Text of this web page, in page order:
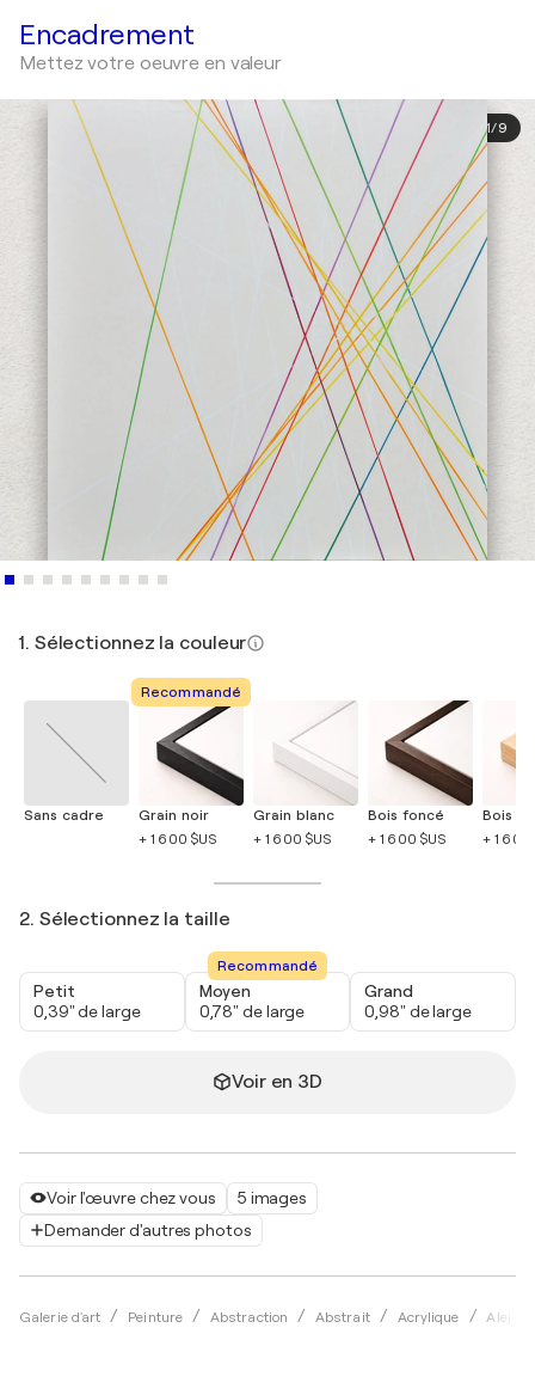
Voir l'œuvre chez vous
5 images
Demander d'autres photos
Galerie d'art Peinture Abstraction Abstrait Acrylique
Encadrement
Mettez votre oeuvre en valeur
1/9
1. Sélectionnez la couleur
Sans cadre
Recommandé
Grain noir
+ 1 600 $US
Grain blanc
+ 1 600 $US
Bois foncé
+ 1 600 $US
Bois
+ 1 600
2. Sélectionnez la taille
Petit
0,39" de large
Recommandé
Moyen
0,78" de large
Grand
0,98" de large
Voir en 3D